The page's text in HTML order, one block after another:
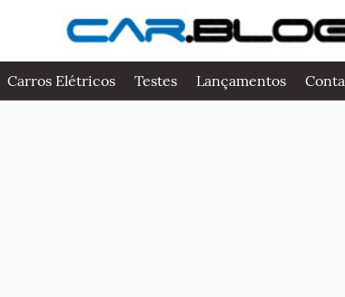
Carros Elétricos Testes Lançamentos